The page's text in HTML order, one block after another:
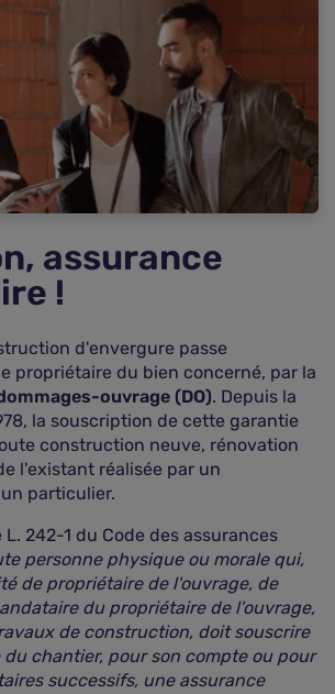
en cas de non-
assurance
!
d'envergure passe
propriétaire du bien concerné, par la
ouvrage (DO). Depuis la
la souscription de cette garantie
construction neuve, rénovation
l'existant réalisée par un
particulier.
242-1 du Code des assurances
personne physique ou morale qui,
de propriétaire de l'ouvrage, de
du propriétaire de l'ouvrage,
de construction, doit souscrire
chantier, pour son compte ou pour
successifs, une assurance